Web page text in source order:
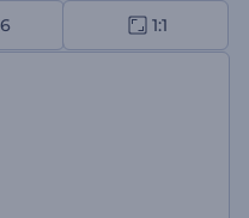
gestörten Texturen
Intro mit Sicherheit eine
Nehmen Sie sich eine
und geben Sie Ihren
für technische
Event-Teaser,
und vieles mehr. Probieren
1:1